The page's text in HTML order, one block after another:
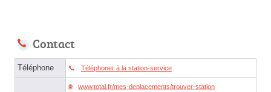
Contact
Téléphone Téléphoner à la station-service
www.total.fr/mes-deplacements/trouver-station